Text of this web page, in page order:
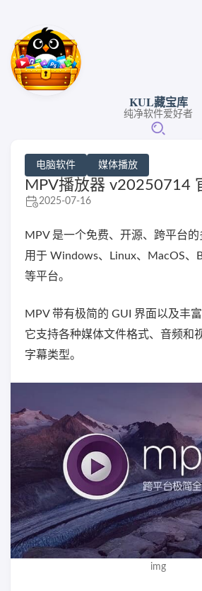
KUL藏宝库
纯净软件爱好者
电脑软件 媒体播放
MPV播放器 v20250714
2025-07-16
MPV 是一个免费、开源、跨平台的
用于 Windows、Linux、MacOS、
等平台。
MPV 带有极简的 GUI 界面以及丰
它支持各种媒体文件格式、音频和
字幕类型。
img